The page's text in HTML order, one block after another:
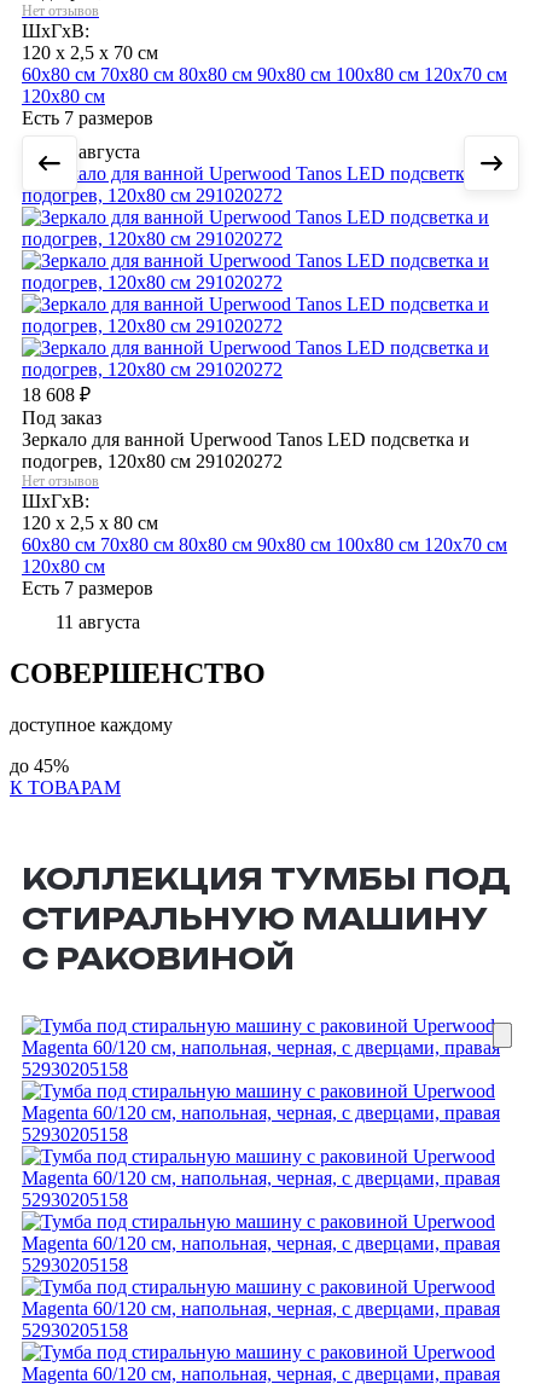
Нет отзывов
ШхГхВ:
120 x 2,5 x 70 см
60х80 см 70х80 см 80х80 см 90х80 см 100х80 см 120х70 см
120х80 см
Есть 7 размеров
11 августа
18 608 ₽
Под заказ
Зеркало для ванной Uperwood Tanos LED подсветка и
подогрев, 120x80 см 291020272
Нет отзывов
ШхГхВ:
120 x 2,5 x 80 см
60х80 см 70х80 см 80х80 см 90х80 см 100х80 см 120х70 см
120х80 см
Есть 7 размеров
11 августа
СОВЕРШЕНСТВО
доступное каждому
до 45%
К ТОВАРАМ
КОЛЛЕКЦИЯ ТУМБЫ ПОД
СТИРАЛЬНУЮ МАШИНУ
С РАКОВИНОЙ